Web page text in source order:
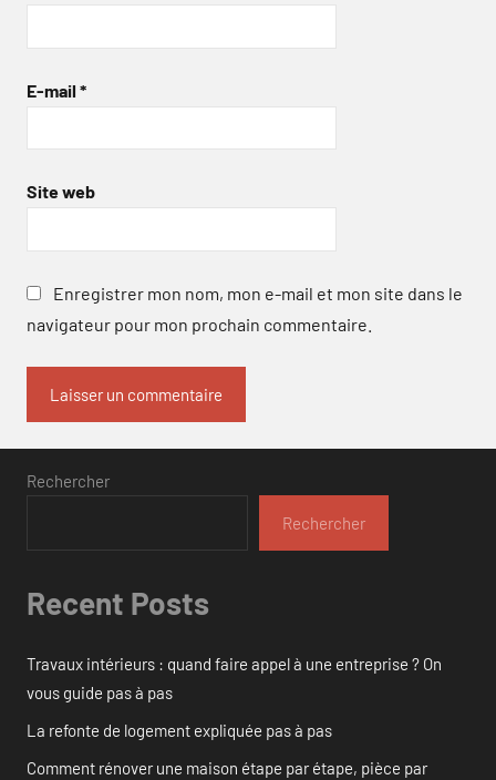
E-mail *
Site web
Enregistrer mon nom, mon e-mail et mon site dans le
navigateur pour mon prochain commentaire.
Rechercher
Rechercher
Recent Posts
Travaux intérieurs : quand faire appel à une entreprise ? On
vous guide pas à pas
La refonte de logement expliquée pas à pas
Comment rénover une maison étape par étape, pièce par